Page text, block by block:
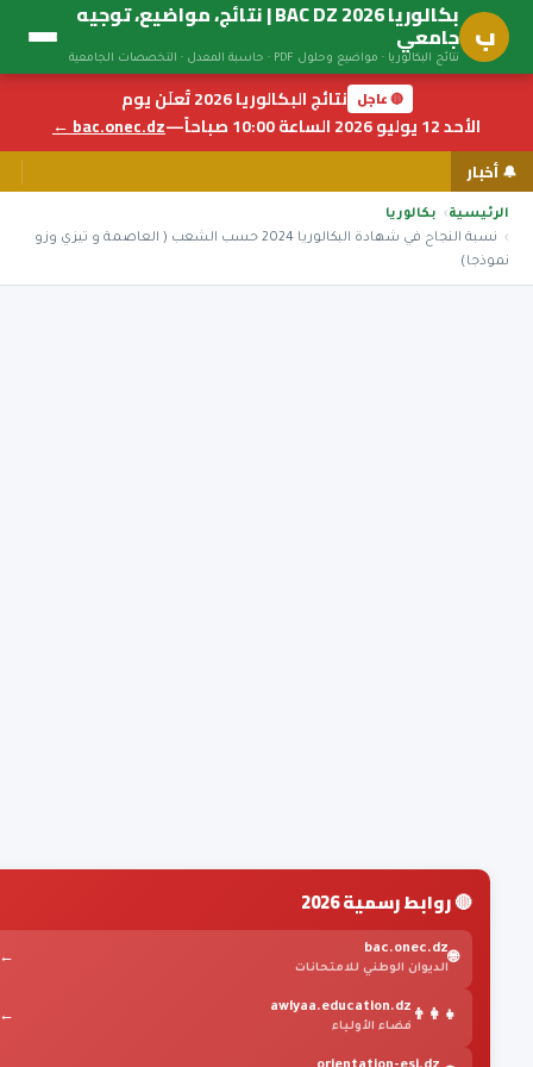
ب بكالوريا BAC DZ 2026 | نتائج، مواضيع، توجيه
جامعي
نتائج البكالوريا · مواضيع وحلول PDF · حاسبة المعدل · التخصصات الجامعية
🔴 عاجل نتائج البكالوريا 2026 تُعلَن يوم
الأحد 12 يوليو 2026 الساعة 10:00 صباحاً
—
bac.onec.dz ←
🔔 أخبار
الرئيسية
بكالوريا
نسبة النجاح في شهادة البكالوريا 2024 حسب الشعب ( العاصمة و تيزي وزو
نموذجا)
🔴 روابط رسمية 2026
🌐
bac.onec.dz
الديوان الوطني للامتحانات
←
👨‍👩‍👧
awlyaa.education.dz
فضاء الأولياء
←